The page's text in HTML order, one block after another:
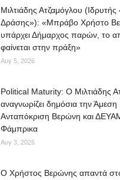
Μιλτιάδης Ατζαμόγλου
Δράσης»): «Μπράβο Χρήστο
υπάρχει Δήμαρχος παρών, το
φαίνεται στην πράξη»
Αυγ 5, 2026
Political Maturity: Ο Μιλτιάδης
αναγνωρίζει δημόσια την Άμεση
Ανταπόκριση Βερώνη και
Φάμπρικα
Αυγ 3, 2026
O Χρήστος Βερώνης απαντά